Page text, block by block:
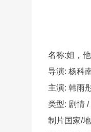
名称:姐，
导演: 杨科
主演: 韩雨
类型: 剧情
制片国家/